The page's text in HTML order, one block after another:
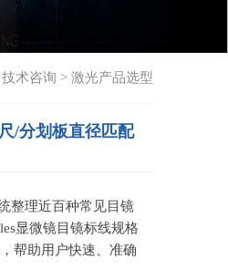
技术咨询 > 激光产品选型
/分划板直径匹配
整理近百种常见目镜
显微镜目镜标线规格
帮助用户快速、准确